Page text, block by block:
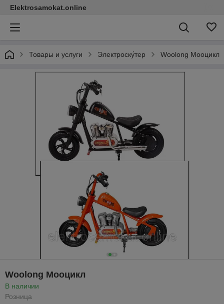
Elektrosamokat.online
Товары и услуги Электроску́тер Woolong Мооцикл
Woolong Мооцикл
В наличии
Розница